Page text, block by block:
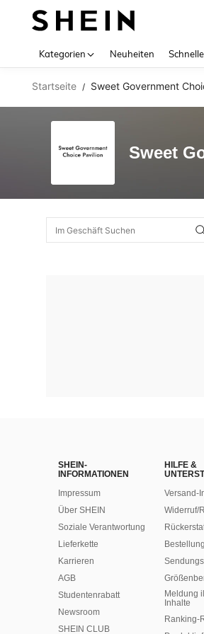
Kategorien Neuheiten
Startseite / Sweet Government
Sweet
SHEIN-
INFORMATIONEN
Impressum
Über SHEIN
Soziale Verantwortung
Lieferkette
Karrieren
AGB
Studentenrabatt
Newsroom
SHEIN CLUB
HILFE &
Versand-
Widerruf/
Bestellung
Meldung
Inhalte
Ranking-